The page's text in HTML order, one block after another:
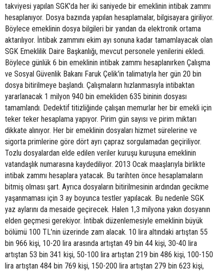
takviyesi yapılan SGK'da her iki saniyede bir emeklinin intibak zammı
hesaplanıyor. Dosya bazında yapılan hesaplamalar, bilgisayara giriliyor.
Böylece emeklinin dosya bilgileri bir yandan da elektronik ortama
aktarılıyor. İntibak zammını ekim ayı sonuna kadar tamamlayacak olan
SGK Emeklilik Daire Başkanlığı, mevcut personele yenilerini ekledi.
Böylece günlük 6 bin emeklinin intibak zammı hesaplanırken Çalışma
ve Sosyal Güvenlik Bakanı Faruk Çelik'in talimatıyla her gün 20 bin
dosya bitirilmeye başlandı. Çalışmaların hızlanmasıyla intibaktan
yararlanacak 1 milyon 940 bin emekliden 635 bininin dosyası
tamamlandı. Dedektif titizliğinde çalışan memurlar her bir emekli için
teker teker hesaplama yapıyor. Pirim gün sayısı ve pirim miktarı
dikkate alınıyor. Her bir emeklinin dosyaları hizmet sürelerine ve
sigorta primlerine göre dört ayrı çapraz sorgulamadan geçiriliyor.
Tozlu dosyalardan elde edilen veriler kuruşu kuruşuna emeklinin
vatandaşlık numarasına kaydediliyor. 2013 Ocak maaşlarıyla birlikte
intibak zammı hesaplara yatacak. Bu tarihten önce hesaplamaların
bitmiş olması şart. Ayrıca dosyaların bitirilmesinin ardından gecikme
yaşanmaması için 3 ay boyunca testler yapılacak. Bu nedenle SGK
yaz aylarını da mesaide geçirecek. Halen 1,3 milyona yakın dosyanın
elden geçmesi gerekiyor. İntibak düzenlemesiyle emeklinin büyük
bölümü 100 TL'nin üzerinde zam alacak. 10 lira altındaki artıştan 55
bin 966 kişi, 10-20 lira arasında artıştan 49 bin 44 kişi, 30-40 lira
artıştan 53 bin 341 kişi, 50-100 lira artıştan 219 bin 486 kişi, 100-150
lira artıştan 484 bin 769 kişi, 150-200 lira artıştan 279 bin 623 kişi,